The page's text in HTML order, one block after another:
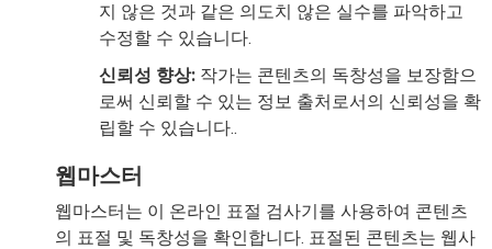
지 않은 것과 같은 의도치 않은 실수를 파악하고
수정할 수 있습니다.
신뢰성 향상: 작가는 콘텐츠의 독창성을 보장함으
로써 신뢰할 수 있는 정보 출처로서의 신뢰성을 확
립할 수 있습니다..
웹마스터
웹마스터는 이 온라인 표절 검사기를 사용하여 콘텐츠
의 표절 및 독창성을 확인합니다. 표절된 콘텐츠는 웹사